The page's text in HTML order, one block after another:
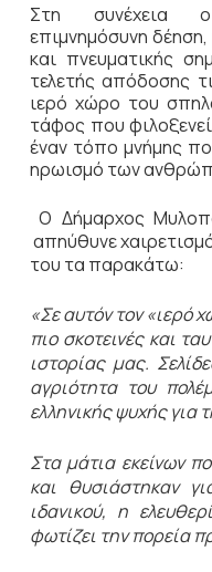
Στη συνέχεια ο
επιμνημόσυνη δέηση,
και πνευματικής
τελετής απόδοσης
ιερό χώρο του
τάφος που
έναν τόπο μνήμης
ηρωισμό των
Ο Δήμαρχος
απηύθυνε
του τα παρακάτω:
«Σε αυτόν τον «ιερό
πιο σκοτεινές και
ιστορίας μας.
αγριότητα του
ελληνικής ψυχής για
Στα μάτια εκείνων
και θυσιάστηκαν
ιδανικού, η
φωτίζει την πορεία